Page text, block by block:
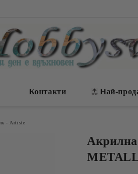
Контакти Най-
- Artiste